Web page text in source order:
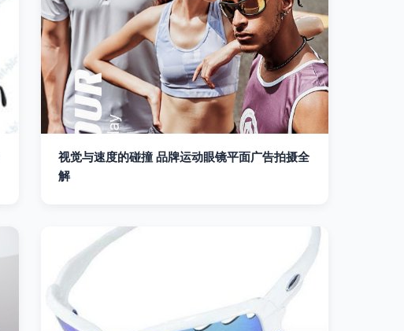
视觉与速度的碰撞 品牌运动眼镜平面广告拍摄全
解